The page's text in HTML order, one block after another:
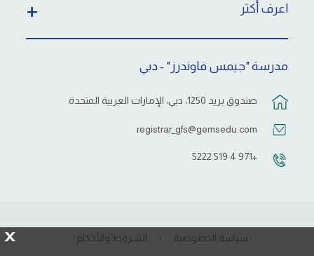
اعرف أكثر
مدرسة "جيمس فاوندرز" - دبي
صندوق بريد 1250، دبي، الإمارات العربية المتحدة
registrar_gfs@gemsedu.com
+971 4 519 5222
سياسة الخصوصية الشروط والأحكام X